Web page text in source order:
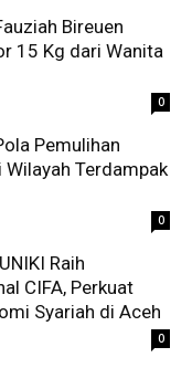
Bireuen
15 Kg dari Wanita
0
Pemulihan
Wilayah Terdampak
0
Raih
CIFA, Perkuat
Syariah di Aceh
0